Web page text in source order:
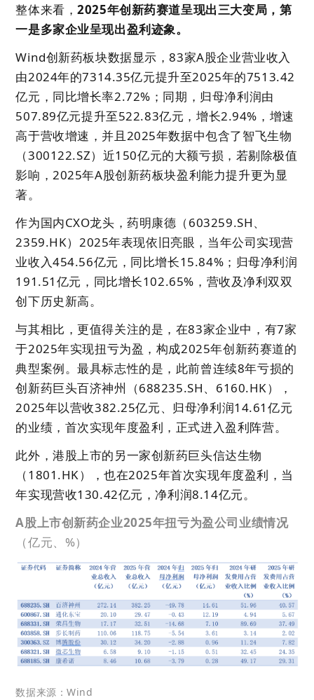
整体来看，2025年创新药赛道呈现出三大变局，第
一是多家企业呈现出盈利迹象。
Wind创新药板块数据显示，83家A股企业营业收入
由2024年的7314.35亿元提升至2025年的7513.42
亿元，同比增长率2.72%；同期，归母净利润由
507.89亿元提升至522.83亿元，增长2.94%，增速
高于营收增速，并且2025年数据中包含了智飞生物
（300122.SZ）近150亿元的大额亏损，若剔除极值
影响，2025年A股创新药板块盈利能力提升更为显
著。
作为国内CXO龙头，药明康德（603259.SH、
2359.HK）2025年表现依旧亮眼，当年公司实现营
业收入454.56亿元，同比增长15.84%；归母净利润
191.51亿元，同比增长102.65%，营收及净利双双
创下历史新高。
与其相比，更值得关注的是，在83家企业中，有7家
于2025年实现扭亏为盈，构成2025年创新药赛道的
典型案例。最具标志性的是，此前曾连续8年亏损的
创新药巨头百济神州（688235.SH、6160.HK），
2025年以营收382.25亿元、归母净利润14.61亿元
的业绩，首次实现年度盈利，正式进入盈利阵营。
此外，港股上市的另一家创新药巨头信达生物
（1801.HK），也在2025年首次实现年度盈利，当
年实现营收130.42亿元，净利润8.14亿元。
A股上市创新药企业2025年扭亏为盈公司业绩情况
（亿元、%）
数据来源：Wind